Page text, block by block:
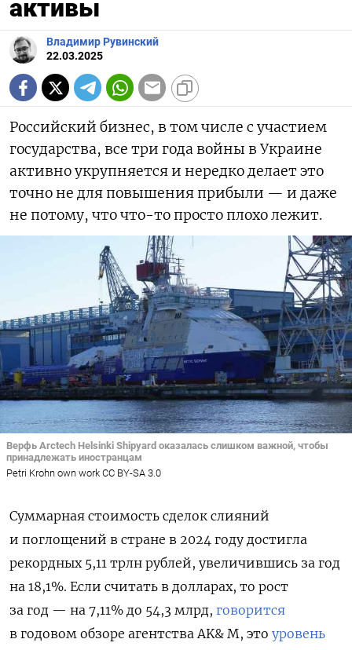
активы
Владимир Рувинский
22.03.2025
Российский бизнес, в том числе с участием
государства, все три года войны в Украине
активно укрупняется и нередко делает это
точно не для повышения прибыли — и даже
не потому, что что-то просто плохо лежит.
Верфь Arctech Helsinki Shipyard оказалась слишком важной, чтобы
принадлежать иностранцам
Petri Krohn own work CC BY-SA 3.0
Суммарная стоимость сделок слияний
и поглощений в стране в 2024 году достигла
рекордных 5,11 трлн рублей, увеличившись за год
на 18,1%. Если считать в долларах, то рост
за год — на 7,11% до 54,3 млрд, говорится
в годовом обзоре агентства AK& M, это уровень